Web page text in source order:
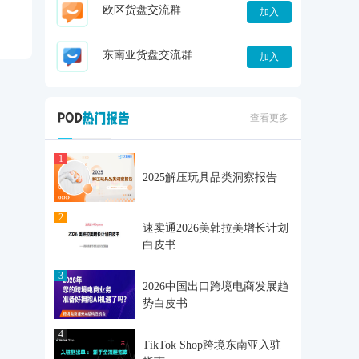
欧区货盘交流群 加入
东南亚货盘交流群 加入
查看更多
1
2025解压玩具品类洞察报告
2
速卖通2026美韩拉美增长计划
白皮书
3
2026中国出口跨境电商发展趋
势白皮书
4
TikTok Shop跨境东南亚入驻